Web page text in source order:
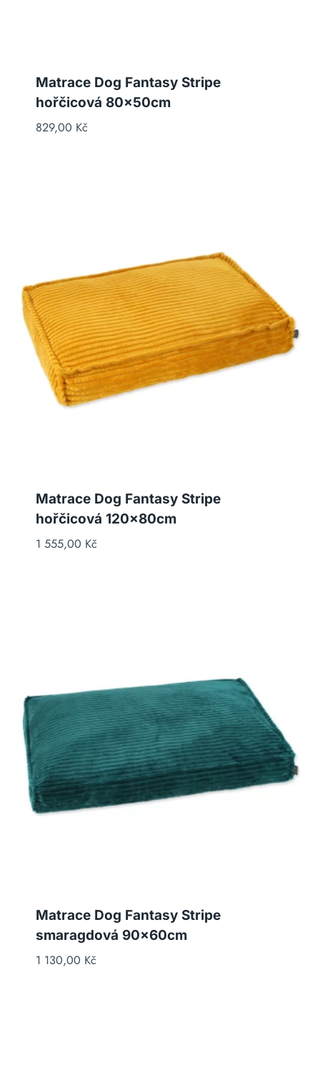
Matrace Dog Fantasy Stripe
hořčicová 80x50cm
829,00 Kč
Matrace Dog Fantasy Stripe
hořčicová 120x80cm
1 555,00 Kč
Matrace Dog Fantasy Stripe
smaragdová 90x60cm
1 130,00 Kč